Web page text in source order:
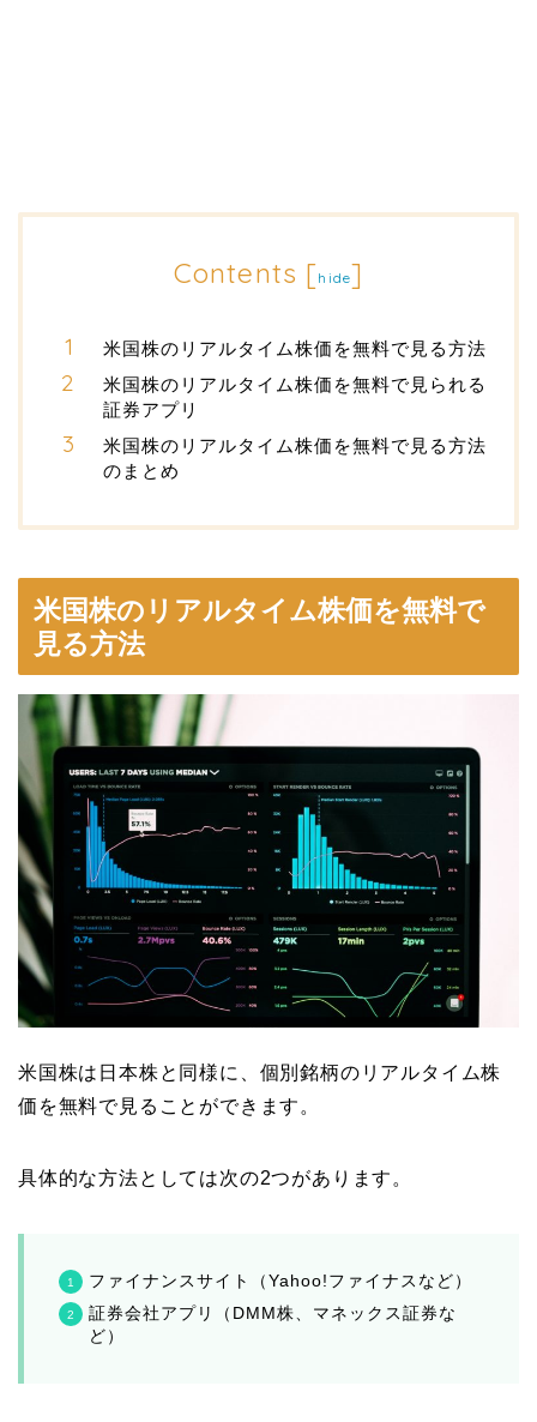
Contents [hide]
米国株のリアルタイム株価を無料で見る方法
米国株のリアルタイム株価を無料で見られる
証券アプリ
米国株のリアルタイム株価を無料で見る方法
のまとめ
米国株のリアルタイム株価を無料で
見る方法
米国株は日本株と同様に、個別銘柄のリアルタイム株
価を無料で見ることができます。
具体的な方法としては次の2つがあります。
ファイナンスサイト（Yahoo!ファイナスなど）
証券会社アプリ（DMM株、マネックス証券な
ど）